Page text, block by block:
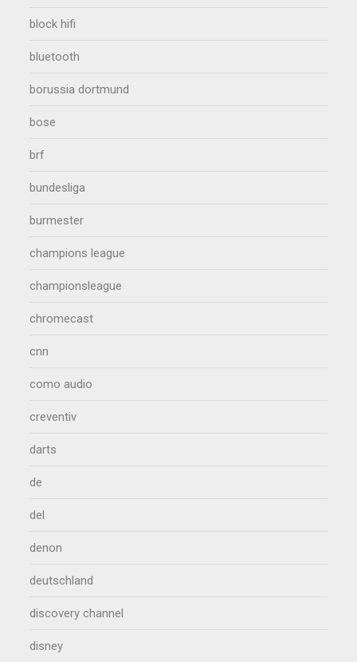
block hifi
bluetooth
borussia dortmund
bose
brf
bundesliga
burmester
champions league
championsleague
chromecast
cnn
como audio
creventiv
darts
de
del
denon
deutschland
discovery channel
disney